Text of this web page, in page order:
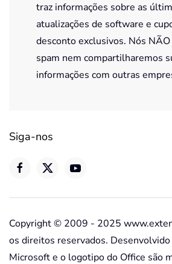
traz informações sobre as
atualizações de software e
desconto exclusivos. Nós
spam nem compartilharemos
informações com outras
Siga-nos
Copyright © 2009 - 2025
os direitos reservados.
Microsoft e o logotipo do Office são